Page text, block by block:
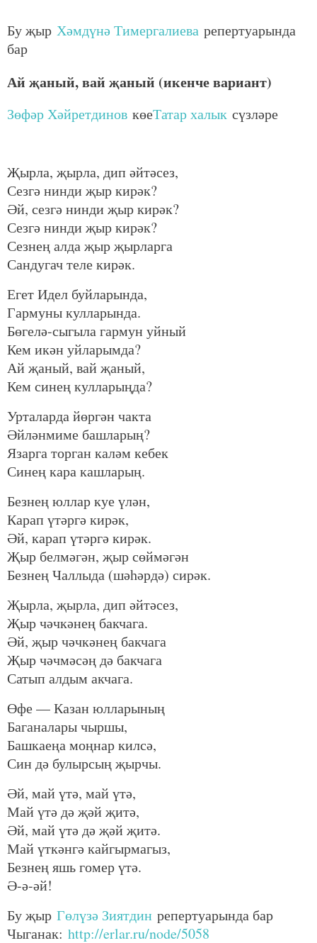
Бу җыр Хәмдүнә Тимергалиева репертуарында
бар
Ай җаный, вай җаный (икенче вариант)
Зөфәр Хәйретдинов көеТатар халык сүзләре
Җырла, җырла, дип әйтәсез,
Сезгә нинди җыр кирәк?
Әй, сезгә нинди җыр кирәк?
Сезгә нинди җыр кирәк?
Сезнең алда җыр җырларга
Сандугач теле кирәк.
Егет Идел буйларында,
Гармуны кулларында.
Бөгелә-сыгыла гармун уйный
Кем икән уйларымда?
Ай җаный, вай җаный,
Кем синең кулларыңда?
Урталарда йөргән чакта
Әйләнмиме башларың?
Язарга торган каләм кебек
Синең кара кашларың.
Безнең юллар куе үлән,
Карап үтәргә кирәк,
Әй, карап үтәргә кирәк.
Җыр белмәгән, җыр сөймәгән
Безнең Чаллыда (шәһәрдә) сирәк.
Җырла, җырла, дип әйтәсез,
Җыр чәчкәнең бакчага.
Әй, җыр чәчкәнең бакчага
Җыр чәчмәсәң дә бакчага
Сатып алдым акчага.
Өфе — Казан юлларының
Баганалары чыршы,
Башкаеңа моңнар килсә,
Син дә булырсың җырчы.
Әй, май үтә, май үтә,
Май үтә дә җәй җитә,
Әй, май үтә дә җәй җитә.
Май үткәнгә кайгырмагыз,
Безнең яшь гомер үтә.
Ә-ә-әй!
Бу җыр Гөлүзә Зиятдин репертуарында бар
Чыганак: http://erlar.ru/node/5058